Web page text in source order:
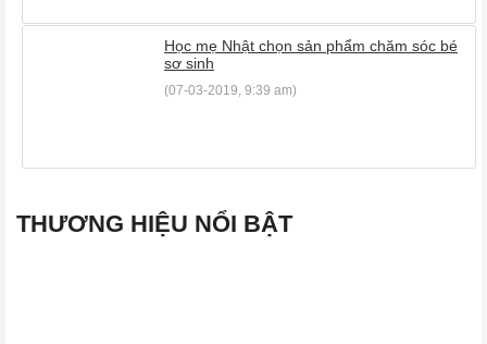
Học mẹ Nhật chọn sản phẩm chăm sóc bé
sơ sinh
(07-03-2019, 9:39 am)
THƯƠNG HIỆU NỔI BẬT